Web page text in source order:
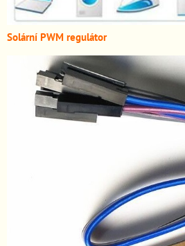
Solární PWM regulátor